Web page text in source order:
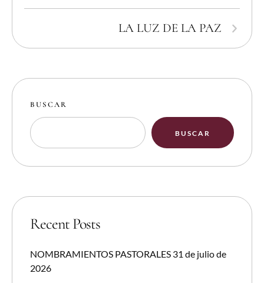
LA LUZ DE LA PAZ
BUSCAR
BUSCAR
Recent Posts
NOMBRAMIENTOS PASTORALES 31 de julio de
2026